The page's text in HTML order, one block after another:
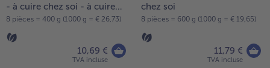
- à cuire chez soi - à cuire
chez soi
8 pièces = 400 g (1000 g = € 26,73)
10,69 €
TVA incluse
chez soi
8 pièces = 600 g (1000 g = € 19,65)
11,79 €
TVA incluse